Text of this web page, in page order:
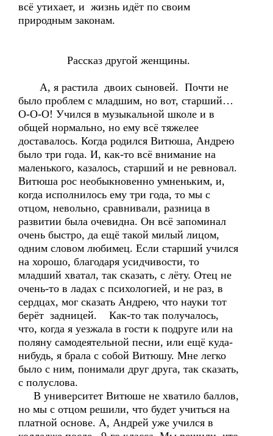
всё утихает, и жизнь идёт по своим
природным законам.
Рассказ другой женщины.
А, я растила двоих сыновей. Почти не
было проблем с младшим, но вот, старший…
О-О-О! Учился в музыкальной школе и в
общей нормально, но ему всё тяжелее
доставалось. Когда родился Витюша, Андрею
было три года. И, как-то всё внимание на
маленького, казалось, старший и не ревновал.
Витюша рос необыкновенно умненьким, и,
когда исполнилось ему три года, то мы с
отцом, невольно, сравнивали, разница в
развитии была очевидна. Он всё запоминал
очень быстро, да ещё такой милый лицом,
одним словом любимец. Если старший учился
на хорошо, благодаря усидчивости, то
младший хватал, так сказать, с лёту. Отец не
очень-то в ладах с психологией, и не раз, в
сердцах, мог сказать Андрею, что науки тот
берёт задницей. Как-то так получалось,
что, когда я уезжала в гости к подруге или на
поляну самодеятельной песни, или ещё куда-
нибудь, я брала с собой Витюшу. Мне легко
было с ним, понимали друг друга, так сказать,
с полуслова.
В университет Витюше не хватило баллов,
но мы с отцом решили, что будет учиться на
платной основе. А, Андрей уже учился в